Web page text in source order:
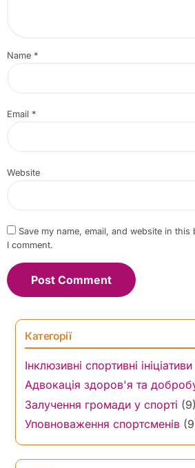
Name *
Email *
Website
Save my name, email, and website in
I comment.
Категорії
Інклюзивні спортивні ініціативи
Адвокація здоров'я та
Залучення громади у спорті (9)
Уповноваження спортсменів